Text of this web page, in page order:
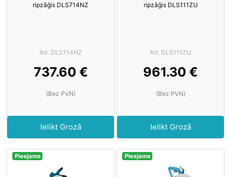
ripzāģis DLS714NZ
Art. DLS714NZ
737.60 €
(Bez PVN)
Ielikt Grozā
ripzāģis DLS111ZU
Art. DLS111ZU
961.30 €
(Bez PVN)
Ielikt Grozā
Pieejams Pieejams